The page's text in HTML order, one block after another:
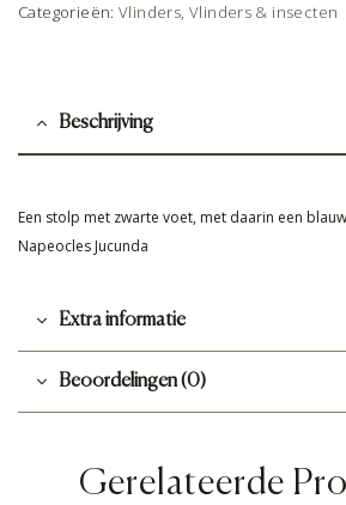
Categorieën:Vlinders, Vlinders & insecten
Beschrijving
Een stolp met zwarte voet, met daarin een
Napeocles Jucunda
Extra informatie
Beoordelingen (0)
Gerelateerde